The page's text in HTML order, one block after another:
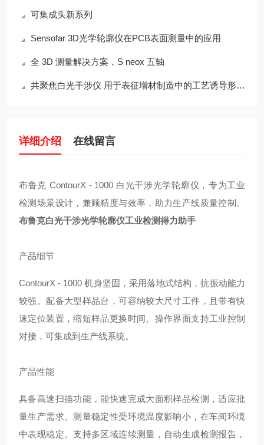
可集成头新系列
Sensofar 3D光学轮廓仪在PCB表面测量中的应用
全 3D 测量解决方案，S neox 五轴
共聚焦白光干涉仪 用于表征增材制造中的工艺诱导形状和表面纹理变化
详细介绍 在线留言
布鲁克 ContourX - 1000 白光干涉光学轮廓仪，专为工业
检测场景设计，兼顾精度与效率，助力生产线质量控制。
布鲁克白光干涉光学轮廓仪工业检测得力助手
产品细节
ContourX - 1000 机身坚固，采用落地式结构，抗振动能力
较强。配备大型样品台，可容纳较大尺寸工件，且带有快
速定位装置，缩短样品更换时间。操作界面支持工业控制
对接，可集成到生产线系统。
产品性能
具备高速扫描功能，能快速完成大面积样品检测，适应批
量生产需求。测量稳定性受环境温度影响小，在车间环境
中表现稳定。支持多区域连续测量，自动生成检测报告，